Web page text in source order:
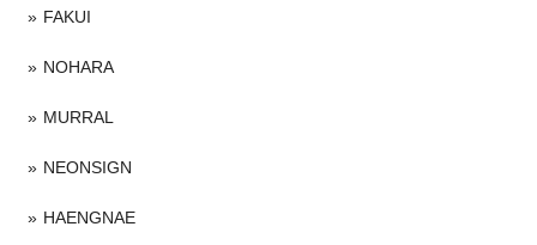
FAKUI
NOHARA
MURRAL
NEONSIGN
HAENGNAE